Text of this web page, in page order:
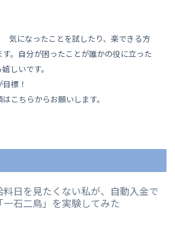
気になったことを試したり、楽できる方
。自分が困ったことが誰かの役に立った
しいです。
標！
こちらからお願いします。
料日を見たくない私が、自動入金で
「一石二鳥」を実験してみた